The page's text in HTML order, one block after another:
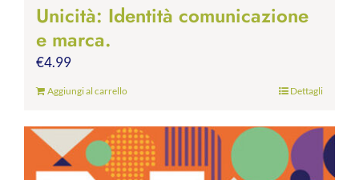
Unicità: Identità comunicazione
e marca.
€4.99
Aggiungi al carrello Dettagli